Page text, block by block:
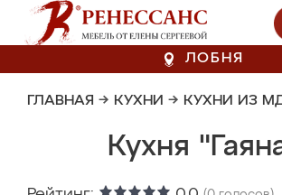
ЛОБНЯ
ГЛАВНАЯ → КУХНИ → КУХНИ ИЗ
Кухня